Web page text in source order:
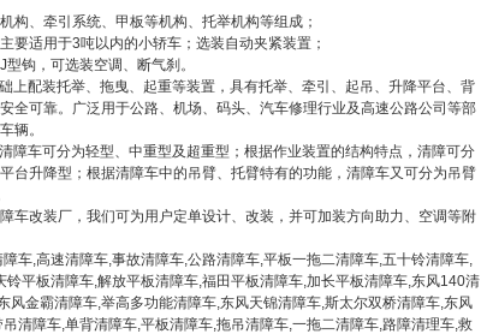
、牵引系统、甲板等机构、托举机构等组成；
适用于3吨以内的小轿车；选装自动夹紧装置；
钩，可选装空调、断气刹。
上配装托举、拖曳、起重等装置，具有托举、牵引、起吊、升降平台、背
全可靠。广泛用于公路、机场、码头、汽车修理行业及高速公路公司等部
辆。
障车可分为轻型、中重型及超重型；根据作业装置的结构特点，清障可分
台升降型；根据清障车中的吊臂、托臂特有的功能，清障车又可分为吊臂
车改装厂，我们可为用户定单设计、改装，并可加装方向助力、空调等附
车,高速清障车,事故清障车,公路清障车,平板一拖二清障车,五十铃清障车,
平板清障车,解放平板清障车,福田平板清障车,加长平板清障车,东风140清
风金霸清障车,举高多功能清障车,东风天锦清障车,斯太尔双桥清障车,东风
清障车,单背清障车,平板清障车,拖吊清障车,一拖二清障车,路障清理车,救